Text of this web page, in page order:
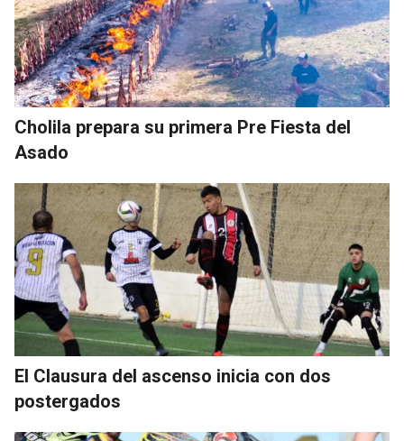
Cholila prepara su primera Pre Fiesta del
Asado
El Clausura del ascenso inicia con dos
postergados